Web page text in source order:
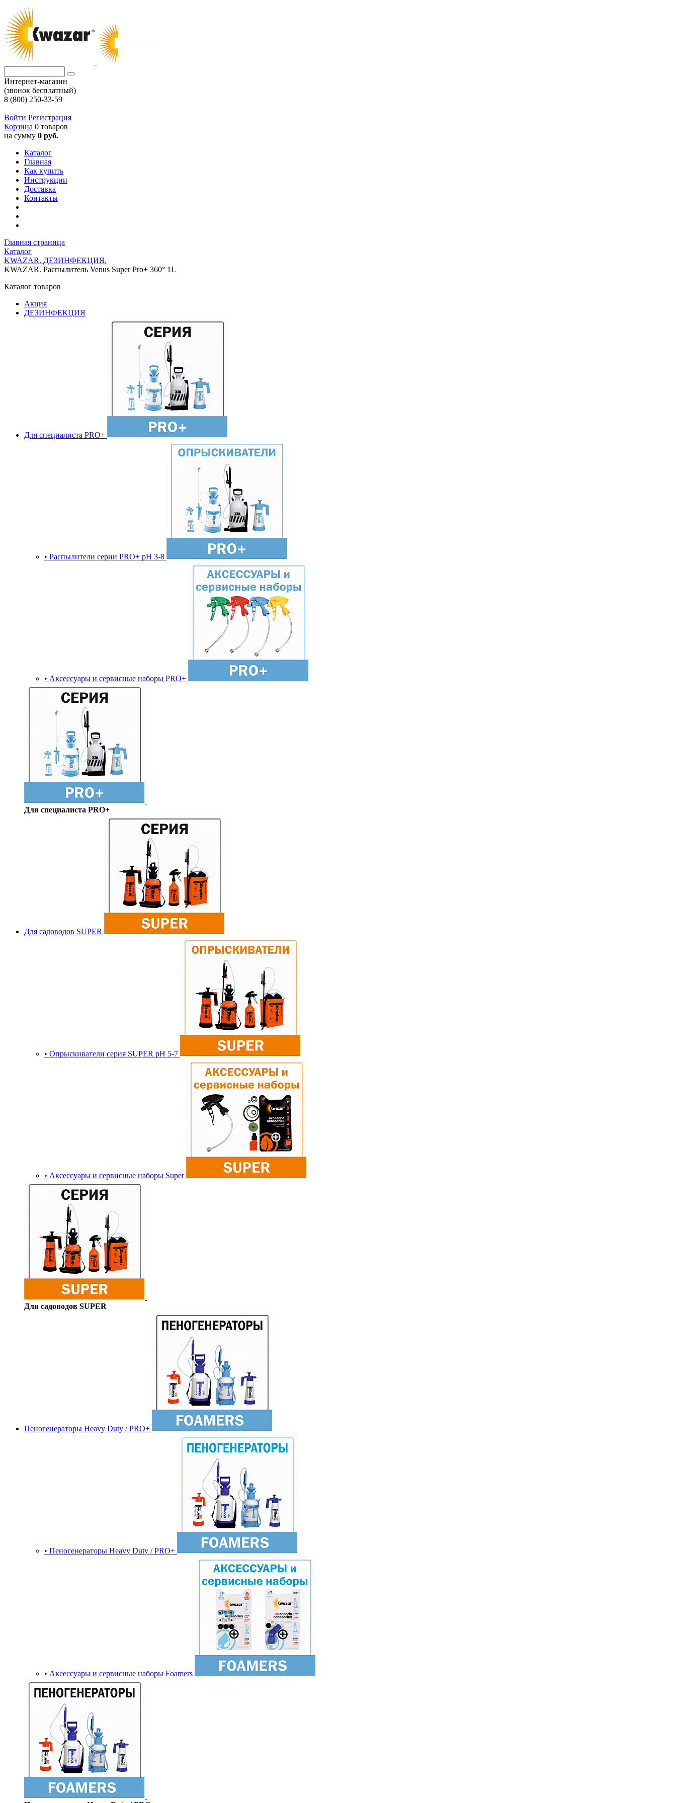
Интернет-магазин
(звонок бесплатный)
8 (800) 250-33-59
Войти Регистрация
Корзина 0 товаров
на сумму 0 руб.
Каталог
Главная
Как купить
Инструкции
Доставка
Контакты
Главная страница
Каталог
KWAZAR. ДЕЗИНФЕКЦИЯ.
KWAZAR. Распылитель Venus Super Pro+ 360° 1L
Каталог товаров
Акция
ДЕЗИНФЕКЦИЯ
Для специалиста PRO+
• Распылители серии PRO+ pH 3-8
• Аксессуары и сервисные наборы PRO+
Для специалиста PRO+
Для садоводов SUPER
• Опрыскиватели серия SUPER pH 5-7
• Аксессуары и сервисные наборы Super
Для садоводов SUPER
Пеногенераторы Heavy Duty / PRO+
• Пеногенераторы Heavy Duty / PRO+
• Аксессуары и сервисные наборы Foamers